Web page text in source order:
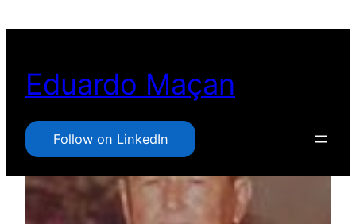
conteúdo
Eduardo Maçan
Follow on LinkedIn